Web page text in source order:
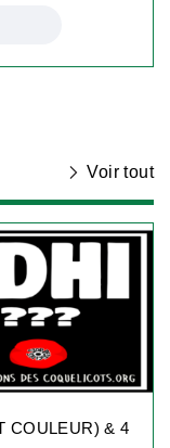
Voir tout
COULEUR) & 4